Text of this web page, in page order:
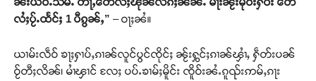
လႆႈပႂ်ႉထႅင်ႈ 1 ပီၵွၼ်ႇ” – ဝႃႈၼႆ။
ယၢမ်းလဵဝ် ၶႃႈႁၢပ်ႇၵၢၼ်လူင်ပွင်ၸိုင်ႈ ၼႂ်းႁွင်ႈၵၢၼ်ၾၢႆႇ ႁဵတ်းပၼ်
ဝႂ်တီႈလိၼ်၊ မၢႆၾၢင် လႄႈ ပပ်ႉၶၢမ်ႈမိူင်း ၸိူဝ်းၼႆႉၵူၺ်းဢမ်ႇၵႃး